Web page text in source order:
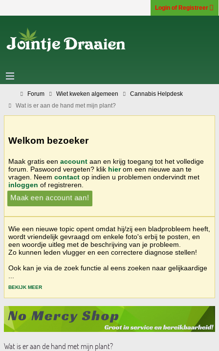
Login of Registreer
Forum Wiet kweken algemeen
Cannabis Helpdesk
Wat is er aan de hand met mijn plant?
Welkom bezoeker
Maak gratis een account aan en krijg toegang tot het volledige
forum. Paswoord vergeten? klik hierom een nieuwe aan te
vragen. Neem contact op indien u problemen ondervindt met
inloggen of registreren.
Maak een account aan!
Wie een nieuwe topic opent omdat hij/zij een bladprobleem heeft,
wordt vriendelijk gevraagd om enkele foto's erbij te posten, en
een woordje uitleg met de beschrijving van je probleem.
Zo kunnen leden vlugger en een correctere diagnose stellen!
Ook kan je via de zoek functie al eens zoeken naar gelijkaardige
BEKIJK MEER
Wat is er aan de hand met mijn plant?